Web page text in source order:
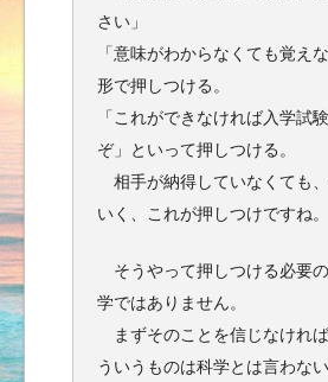
さい」
「意味がわからなくても覚え
形で押しつける。
「これができなければ入学試
ぞ」といって押しつける。
相手が納得していなくても
いく、これが押しつけですね。
そうやって押しつける必要
学ではありません。
まずそのことを信じなけれ
ういうものは科学とは言わない